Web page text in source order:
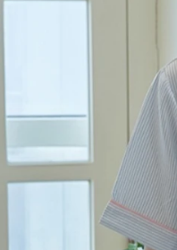
장바구니에 상품이
다른 고객들이 구매